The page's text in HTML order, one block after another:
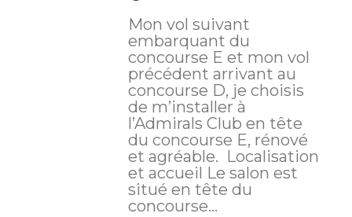
Mon vol suivant
embarquant du
concourse E et mon vol
précédent arrivant au
concourse D, je choisis
de m’installer à
l’Admirals Club en tête
du concourse E, rénové
et agréable. Localisation
et accueil Le salon est
situé en tête du
concourse...